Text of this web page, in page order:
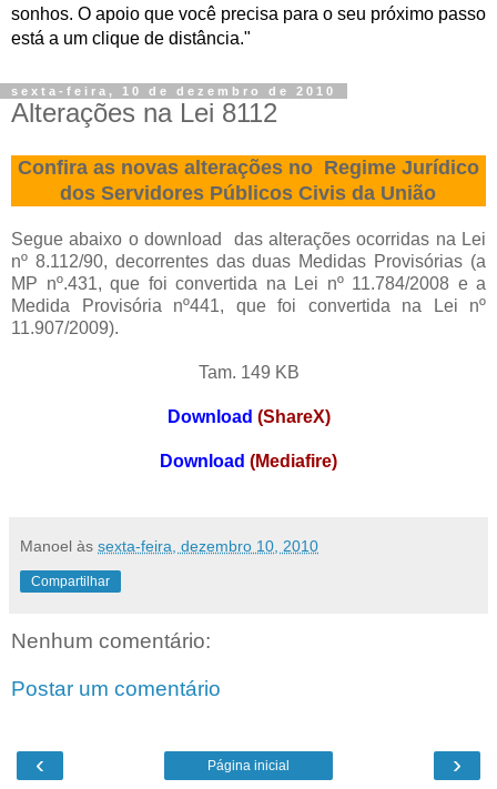
sonhos. O apoio que você precisa para o seu próximo passo
está a um clique de distância."
sexta-feira, 10 de dezembro de 2010
Alterações na Lei 8112
Confiraas novas alterações no Regime Jurídico
dos Servidores Públicos Civis da União
Segue abaixo o download das alterações ocorridas na Lei
nº 8.112/90, decorrentes das duas Medidas Provisórias (a
MP nº.431, que foi convertida na Lei nº 11.784/2008 e a
Medida Provisória nº441, que foi convertida na Lei nº
11.907/2009).
Tam. 149 KB
Download (ShareX)
Download (Mediafire)
Manoel às sexta-feira, dezembro 10, 2010
Compartilhar
Nenhum comentário:
Postar um comentário
‹ ›
Página inicial